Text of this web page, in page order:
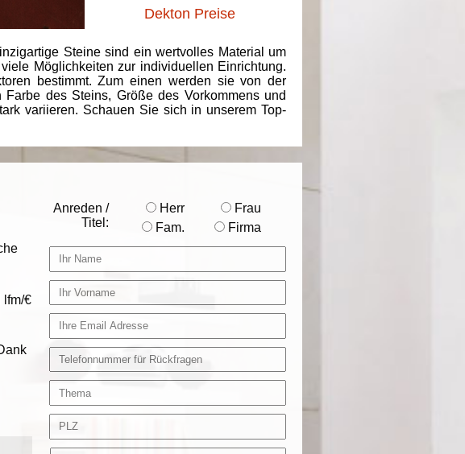
Dekton Preise
Steine sind ein wertvolles Material um
Möglichkeiten zur individuellen Einrichtung.
bestimmt. Zum einen werden sie von der
des Steins, Größe des Vorkommens und
variieren. Schauen Sie sich in unserem Top-
lfm/€
Anreden /
Titel:
Herr
Frau
Fam.
Firma